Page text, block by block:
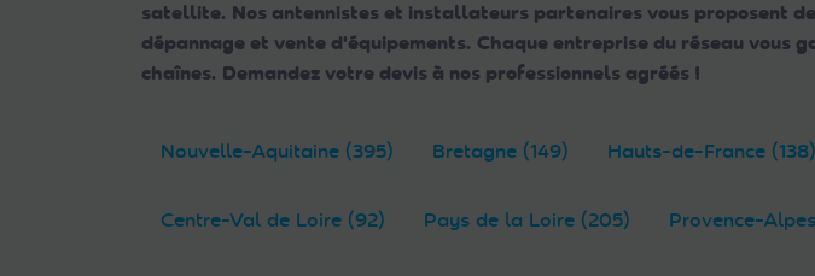
satellite. Nos antennistes et installateurs partenaires vous proposent
dépannage et vente d'équipements. Chaque entreprise du réseau
chaînes. Demandez votre devis à nos professionnels agréés !
Nouvelle-Aquitaine (395) Bretagne (149) Hauts-de-France (138)
Centre-Val de Loire (92) Pays de la Loire (205) Provence-